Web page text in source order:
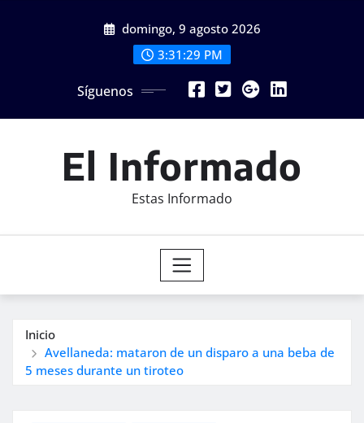
domingo, 9 agosto 2026
3:31:31 PM
Síguenos
El Informado
Estas Informado
Inicio
Avellaneda: mataron de un disparo a una beba de
5 meses durante un tiroteo